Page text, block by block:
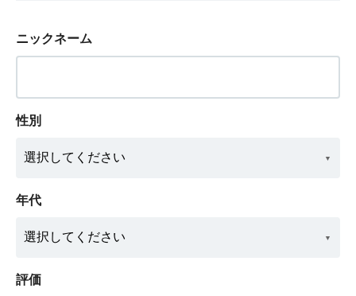
ニックネーム
性別
年代
評価